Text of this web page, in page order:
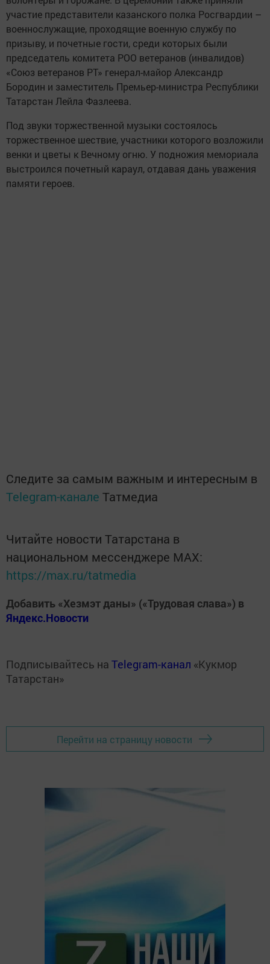
участие представители казанского полка Росгвардии –
военнослужащие, проходящие военную службу по
призыву, и почетные гости, среди которых были
председатель комитета РОО ветеранов (инвалидов)
«Союз ветеранов РТ» генерал-майор Александр
Бородин и заместитель Премьер-министра Республики
Татарстан Лейла Фазлеева.
Под звуки торжественной музыки состоялось
торжественное шествие, участники которого возложили
венки и цветы к Вечному огню. У подножия мемориала
выстроился почетный караул, отдавая дань уважения
памяти героев.
Следите за самым важным и интересным в
Telegram-канале Татмедиа
Читайте новости Татарстана в
национальном мессенджере MАХ:
https://max.ru/tatmedia
Добавить «Хезмэт даны» («Трудовая слава») в
Яндекс.Новости
Подписывайтесь на Telegram-канал «Кукмор
Татарстан»
Перейти на страницу новости